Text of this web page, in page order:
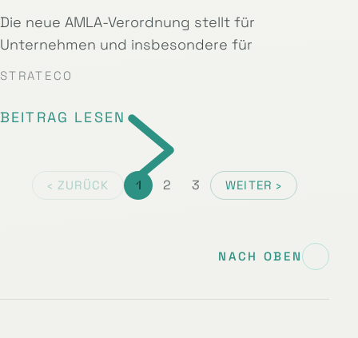
Die neue AMLA-Verordnung stellt für
Unternehmen und insbesondere für
STRATECO
BEITRAG LESEN
‹ ZURÜCK 1 2 3 WEITER ›
NACH OBEN